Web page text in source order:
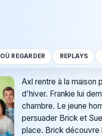
OÙ REGARDER REPLAYS
Axl rentre à la maison
d'hiver. Frankie lui
chambre. Le jeune
persuader Brick et
place. Brick découvre